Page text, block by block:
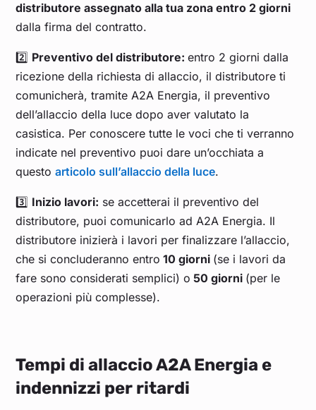
distributore assegnato alla tua zona entro 2 giorni
dalla firma del contratto.
2️⃣ Preventivo del distributore:entro 2 giorni dalla
ricezione della richiesta di allaccio, il distributore ti
comunicherà, tramite A2A Energia, il preventivo
dell’allaccio della luce dopo aver valutato la
casistica. Per conoscere tutte le voci che ti verranno
indicate nel preventivo puoi dare un’occhiata a
questoarticolo sull’allaccio della luce.
3️⃣ Inizio lavori: se accetterai il preventivo del
distributore, puoi comunicarlo ad A2A Energia. Il
distributore inizierà i lavori per finalizzare l’allaccio,
che si concluderanno entro 10 giorni (se i lavori da
fare sono considerati semplici) o 50 giorni (per le
operazioni più complesse).
Tempi di allaccio A2A Energia e
indennizzi per ritardi